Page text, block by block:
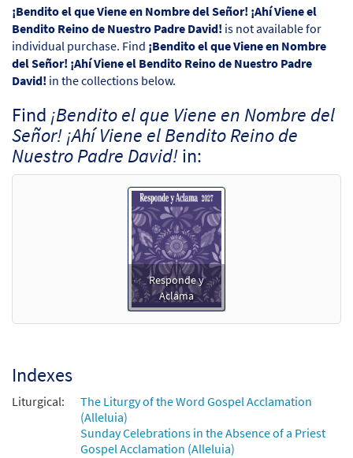
¡Bendito el que Viene en Nombre del Señor! ¡Ahí Viene el
Bendito Reino de Nuestro Padre David! is not available for
individual purchase. Find ¡Bendito el que Viene en Nombre
del Señor! ¡Ahí Viene el Bendito Reino de Nuestro Padre
David! in the collections below.
Find ¡Bendito el que Viene en Nombre del
Señor! ¡Ahí Viene el Bendito Reino de
Nuestro Padre David!in:
Responde y
Aclama
Indexes
Liturgical:
The Liturgy of the Word Gospel Acclamation
(Alleluia)
Sunday Celebrations in the Absence of a Priest
Gospel Acclamation (Alleluia)